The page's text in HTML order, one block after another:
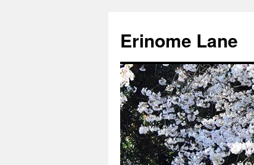
Erinome Lane